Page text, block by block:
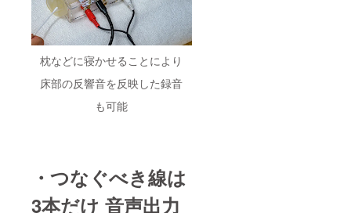
枕などに寝かせることにより
床部の反響音を反映した録音
も可能
・つなぐべき線は
3本だけ 音声出力